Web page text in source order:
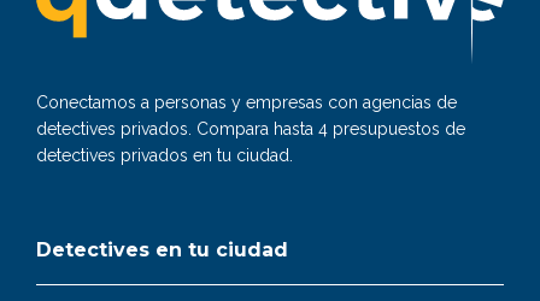
Conectamos a personas y empresas con agencias de
detectives privados. Compara hasta 4 presupuestos de
detectives privados en tu ciudad.
Detectives en tu ciudad